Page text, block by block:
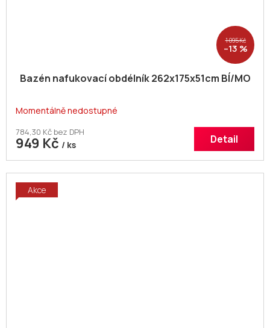
1 095 Kč
–13 %
Bazén nafukovací obdélník 262x175x51cm BÍ/MO
Momentálně nedostupné
784,30 Kč bez DPH
949 Kč / ks Detail
Akce